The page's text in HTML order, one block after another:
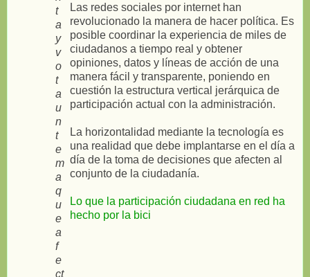
Las redes sociales por internet han
revolucionado la manera de hacer política. Es
posible coordinar la experiencia de miles de
ciudadanos a tiempo real y obtener
opiniones, datos y líneas de acción de una
manera fácil y transparente, poniendo en
cuestión la estructura vertical jerárquica de
participación actual con la administración.
La horizontalidad mediante la tecnología es
una realidad que debe implantarse en el día a
día de la toma de decisiones que afecten al
conjunto de la ciudadanía.
Lo que la participación ciudadana en red ha
hecho por la bici